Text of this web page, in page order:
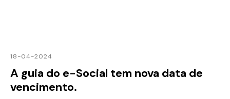
18-04-2024
A guia do e-Social tem nova data de
vencimento.